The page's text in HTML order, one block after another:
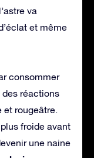
va
et même
consommer
réactions
et rougeâtre.
froide avant
une naine